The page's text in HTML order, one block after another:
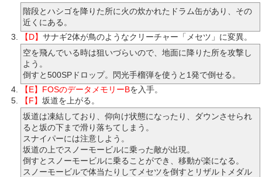
階段とハシゴを降りた所に火の炊かれたドラム缶があり、その
近くにある。
【D】 サナギ2体が鳥のようなクリーチャー「メセツ」に変異。
空を飛んでいる時は狙いづらいので、地面に降りた所を攻撃し
よう。
倒すと500SPドロップ。閃光手榴弾を使うと1発で倒せる。
【E】FOSのデータメモリーBを入手。
【F】 坂道を上がる。
坂道は凍結しており、仰向け状態になったり、ダウンさせられ
ると坂の下まで滑り落ちてしまう。
スナイパーには注意しよう。
坂道の上でスノーモービルに乗った敵が出現。
倒すとスノーモービルに乗ることができ、移動が楽になる。
スノーモービルで体当たりしてメセツを倒すとリザルトメダル